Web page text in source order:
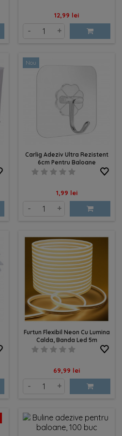
Pret
12,99 lei
- +
Nou
Carlig Adeziv Ultra Rezistent
6cm Pentru Baloane
Pret
1,99 lei
- +
Furtun Flexibil Neon Cu Lumina
Calda, Banda Led 5m
Pret
69,99 lei
- +